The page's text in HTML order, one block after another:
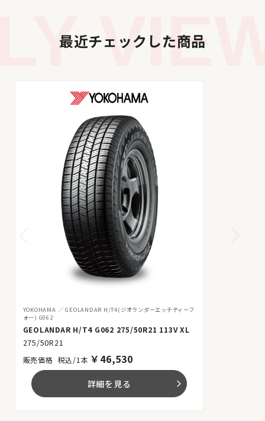
最近チェックした商品
YOKOHAMA
GEOLANDAR H/T4(ジオランダーエッチティーフ
ォー) G062
GEOLANDAR H/T4 G062 275/50R21 113V XL
275/50R21
税込/1本 ￥ 46,530
詳細を見る arrow_forward_ios